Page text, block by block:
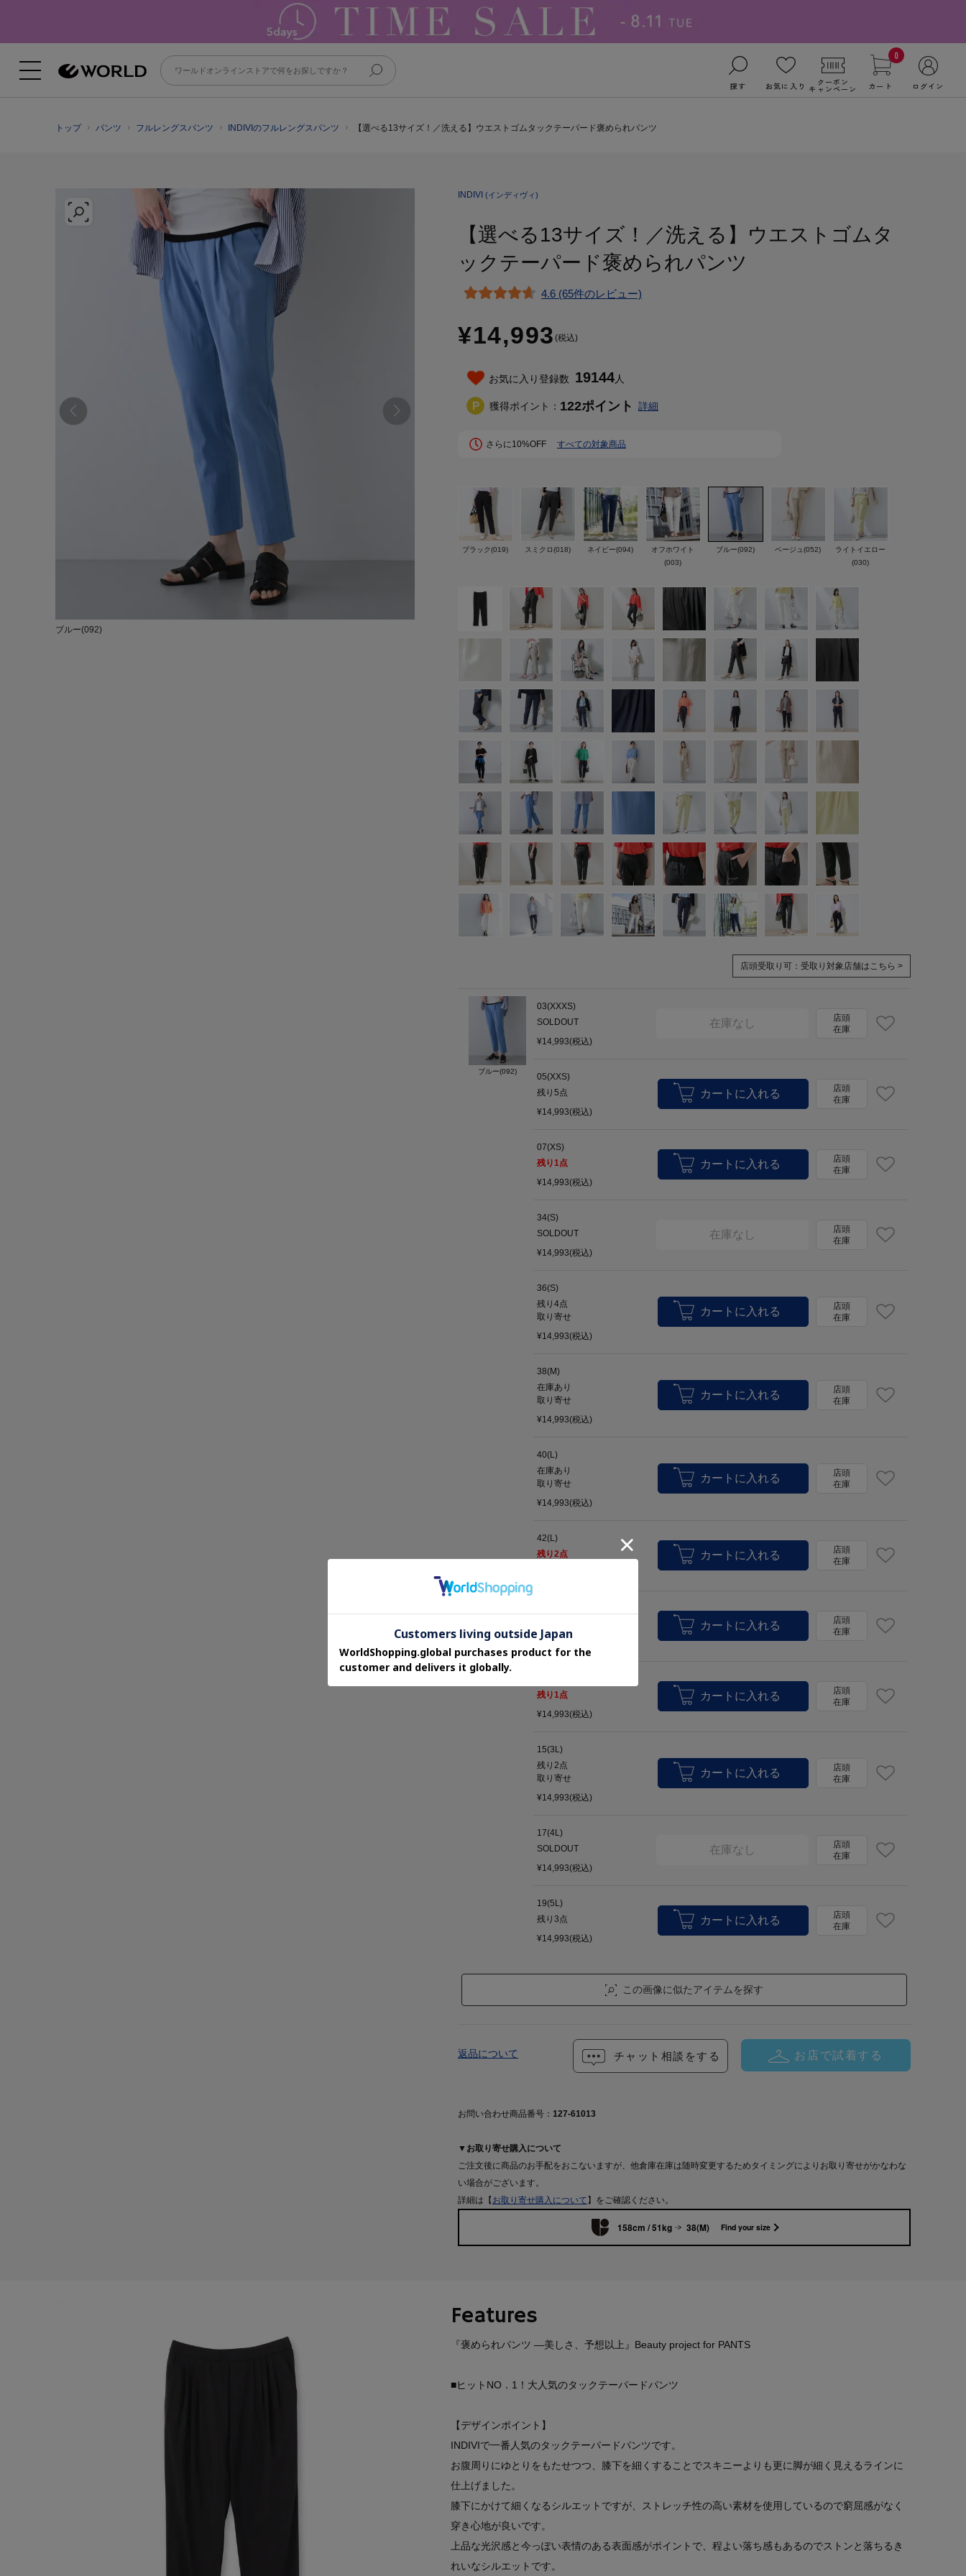
探す お気に入り クーポン
キャンペーン
0
カート ログイン
トップ パンツ フルレングスパンツ INDIVIのフルレングスパンツ 【選べる13サイズ！／洗える】ウエストゴムタックテーパード褒められパンツ
ブルー(092)
INDIVI (インディヴィ)
【選べる13サイズ！／洗える】ウエストゴムタ
ックテーパード褒められパンツ
4.6 (65件のレビュー)
¥14,993 (税込)
お気に入り登録数 19144人
獲得ポイント： 122ポイント 詳細
さらに10%OFF すべての対象商品
ブラック(019) スミクロ(018) ネイビー(094)
オフホワイト
(003)
ブルー(092) ベージュ(052)
ライトイエロー
(030)
店頭受取り可： 受取り対象店舗はこちら >
ブルー(092)
03(XXXS)
SOLDOUT
¥14,993(税込)
在庫なし
店頭
在庫
05(XXS)
残り 5点
¥14,993(税込)
店頭
在庫
07(XS)
残り1点
¥14,993(税込)
店頭
在庫
34(S)
SOLDOUT
¥14,993(税込)
在庫なし
店頭
在庫
36(S)
残り4点
取り寄せ
¥14,993(税込)
店頭
在庫
38(M)
在庫あり
取り寄せ
¥14,993(税込)
店頭
在庫
40(L)
在庫あり
取り寄せ
¥14,993(税込)
店頭
在庫
42(L)
残り2点
店頭
在庫
¥14,993(税込)
店頭
在庫
残り1点
¥14,993(税込)
店頭
在庫
15(3L)
残り2点
取り寄せ
¥14,993(税込)
店頭
在庫
17(4L)
SOLDOUT
¥14,993(税込)
在庫なし
店頭
在庫
19(5L)
残り 3点
¥14,993(税込)
店頭
在庫
この画像に似たアイテムを探す
チャット相談をする お店で試着する
返品について
お問い合わせ商品番号： 127-61013
▼お取り寄せ購入について
ご注文後に商品のお手配をおこないますが、他倉庫在庫は随時変更するためタイミングによりお取り寄せがかなわな
い場合がございます。
詳細は【 お取り寄せ購入について 】をご確認ください。
158cm / 51kg 38(M) Find your size
Features
『褒められパンツ ―美しさ、予想以上』Beauty project for PANTS
■ヒットNO．1！大人気のタックテーパードパンツ
【デザインポイント】
INDIVIで一番人気のタックテーパードパンツです。
お腹周りにゆとりをもたせつつ、膝下を細くすることでスキニーよりも更に脚が細く見えるラインに
仕上げました。
膝下にかけて細くなるシルエットですが、ストレッチ性の高い素材を使用しているので窮屈感がなく
穿き心地が良いです。
上品な光沢感と今っぽい表情のある表面感がポイントで、程よい落ち感もあるのでストンと落ちるき
れいなシルエットです。